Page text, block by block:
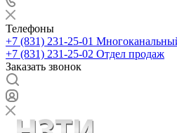
Телефоны
+7 (831) 231-25-01
+7 (831) 231-25-02 Отдел продаж
Заказать звонок